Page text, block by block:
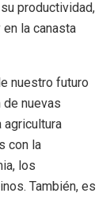
productividad,
la canasta
nuestro futuro
nuevas
agricultura
con la
los
También, es